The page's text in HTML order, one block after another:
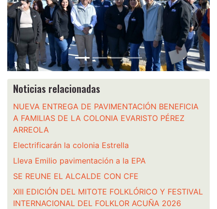
Anterior
Noticias relacionadas
NUEVA ENTREGA DE PAVIMENTACIÓN BENEFICIA
A FAMILIAS DE LA COLONIA EVARISTO PÉREZ
ARREOLA
Electrificarán la colonia Estrella
Lleva Emilio pavimentación a la EPA
SE REUNE EL ALCALDE CON CFE
XIII EDICIÓN DEL MITOTE FOLKLÓRICO Y FESTIVAL
INTERNACIONAL DEL FOLKLOR ACUÑA 2026